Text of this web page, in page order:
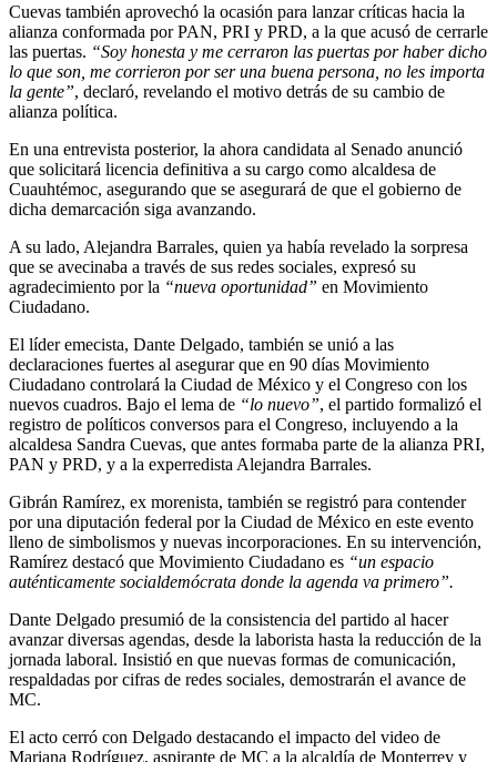
Cuevas también aprovechó la ocasión para lanzar críticas hacia la
alianza conformada por PAN, PRI y PRD, a la que acusó de cerrarle
las puertas. “Soy honesta y me cerraron las puertas por haber dicho
lo que son, me corrieron por ser una buena persona, no les importa
la gente”, declaró, revelando el motivo detrás de su cambio de
alianza política.
En una entrevista posterior, la ahora candidata al Senado anunció
que solicitará licencia definitiva a su cargo como alcaldesa de
Cuauhtémoc, asegurando que se asegurará de que el gobierno de
dicha demarcación siga avanzando.
A su lado, Alejandra Barrales, quien ya había revelado la sorpresa
que se avecinaba a través de sus redes sociales, expresó su
agradecimiento por la “nueva oportunidad” en Movimiento
Ciudadano.
El líder emecista, Dante Delgado, también se unió a las
declaraciones fuertes al asegurar que en 90 días Movimiento
Ciudadano controlará la Ciudad de México y el Congreso con los
nuevos cuadros. Bajo el lema de “lo nuevo”, el partido formalizó el
registro de políticos conversos para el Congreso, incluyendo a la
alcaldesa Sandra Cuevas, que antes formaba parte de la alianza PRI,
PAN y PRD, y a la experredista Alejandra Barrales.
Gibrán Ramírez, ex morenista, también se registró para contender
por una diputación federal por la Ciudad de México en este evento
lleno de simbolismos y nuevas incorporaciones. En su intervención,
Ramírez destacó que Movimiento Ciudadano es “un espacio
auténticamente socialdemócrata donde la agenda va primero”.
Dante Delgado presumió de la consistencia del partido al hacer
avanzar diversas agendas, desde la laborista hasta la reducción de la
jornada laboral. Insistió en que nuevas formas de comunicación,
respaldadas por cifras de redes sociales, demostrarán el avance de
MC.
El acto cerró con Delgado destacando el impacto del video de
Mariana Rodríguez, aspirante de MC a la alcaldía de Monterrey y